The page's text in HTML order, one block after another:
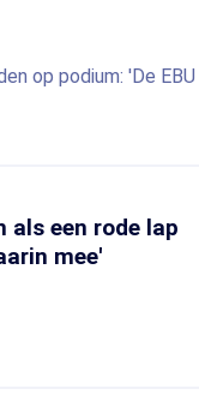
op podium: 'De EBU
als een rode lap
mee'